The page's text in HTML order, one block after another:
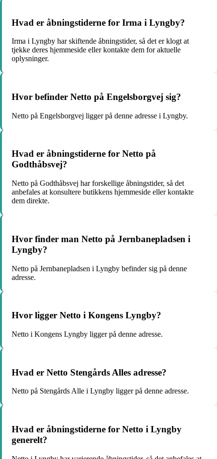
Hvad er åbningstiderne for Irma i Lyngby?
Irma i Lyngby har skiftende åbningstider, så det er klogt at
tjekke deres hjemmeside eller kontakte dem for aktuelle
oplysninger.
Hvor befinder Netto på Engelsborgvej sig?
Netto på Engelsborgvej ligger på denne adresse i Lyngby.
Hvad er åbningstiderne for Netto på
Godthåbsvej?
Netto på Godthåbsvej har forskellige åbningstider, så det
anbefales at konsultere butikkens hjemmeside eller kontakte
dem direkte.
Hvor finder man Netto på Jernbanepladsen i
Lyngby?
Netto på Jernbanepladsen i Lyngby befinder sig på denne
adresse.
Hvor ligger Netto i Kongens Lyngby?
Netto i Kongens Lyngby ligger på denne adresse.
Hvad er Netto Stengårds Alles adresse?
Netto på Stengårds Alle i Lyngby ligger på denne adresse.
Hvad er åbningstiderne for Netto i Lyngby
generelt?